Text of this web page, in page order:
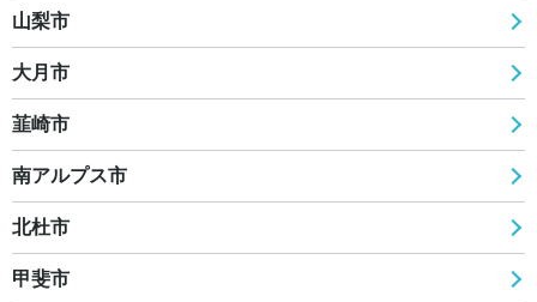
山梨市
大月市
韮崎市
南アルプス市
北杜市
甲斐市